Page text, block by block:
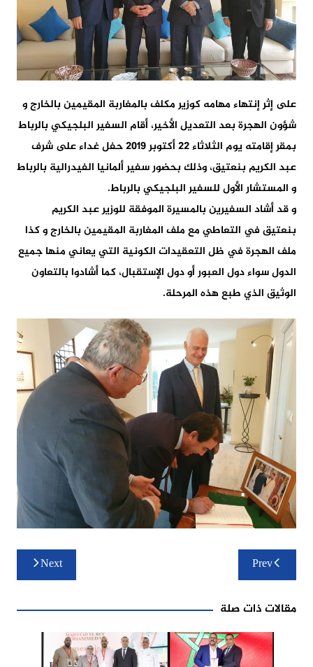
على إثر إنتهاء مهامه كوزير مكلف بالمغاربة المقيمين بالخارج و
شؤون الهجرة بعد التعديل الأخير، أقام السفير البلجيكي بالرباط
بمقر إقامته يوم الثلاثاء 22 أكتوبر 2019 حفل غداء على شرف
عبد الكريم بنعتيق، وذلك بحضور سفير ألمانيا الفيدرالية بالرباط
و المستشار الأول للسفير البلجيكي بالرباط.
و قد أشاد السفيرين بالمسيرة الموفقة للوزير عبد الكريم
بنعتيق في التعاطي مع ملف المغاربة المقيمين بالخارج و كذا
ملف الهجرة في ظل التعقيدات الكونية التي يعاني منها جميع
الدول سواء دول العبور أو دول الإستقبال، كما أشادوا بالتعاون
الوثيق الذي طبع هذه المرحلة.
تصفّح
المقالات
Prev
Next
مقالات ذات صلة